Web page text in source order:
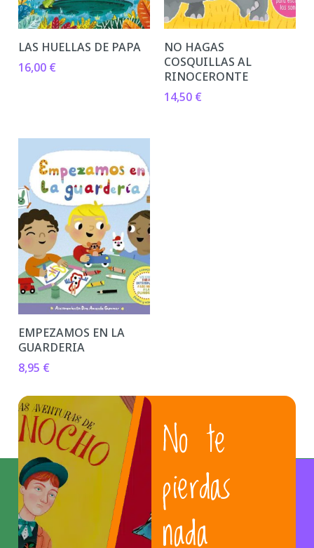
LAS HUELLAS DE PAPA
16,00 €
NO HAGAS
COSQUILLAS AL
RINOCERONTE
14,50 €
EMPEZAMOS EN LA
GUARDERIA
8,95 €
No te
pierdas
nada